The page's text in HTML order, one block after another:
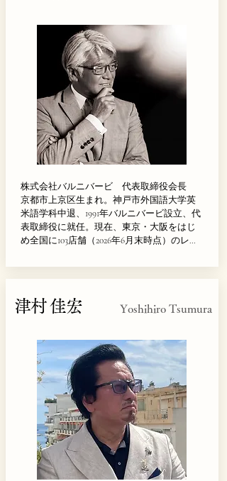
株式会社バルニバービ　代表取締役会長
京都市上京区生まれ。神戸市外国語大学英
米語学科中退、1991年バルニバービ設立、代
表取締役に就任。現在、東京・大阪をはじ
め全国に103店舗（2026年6月末時点）のレス
淡路島をはじめ島根県出雲市などでも「住
みたくなる街づくり」をテーマに、食と宿
著書に『一杯のカフェの力を信じます
2月には、環境省エコファースト企業に認定
され環境保全先進企業として飲食業界を牽
引。2024年「外食アワード 外食事業者部
門」を受賞。
Yoshihiro Tsumura
津村 佳宏